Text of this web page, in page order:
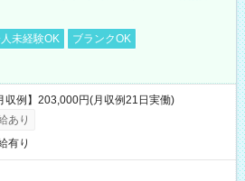
未経験OK
ブランクOK
例】203,000円(月収例21日実働)
あり
有り